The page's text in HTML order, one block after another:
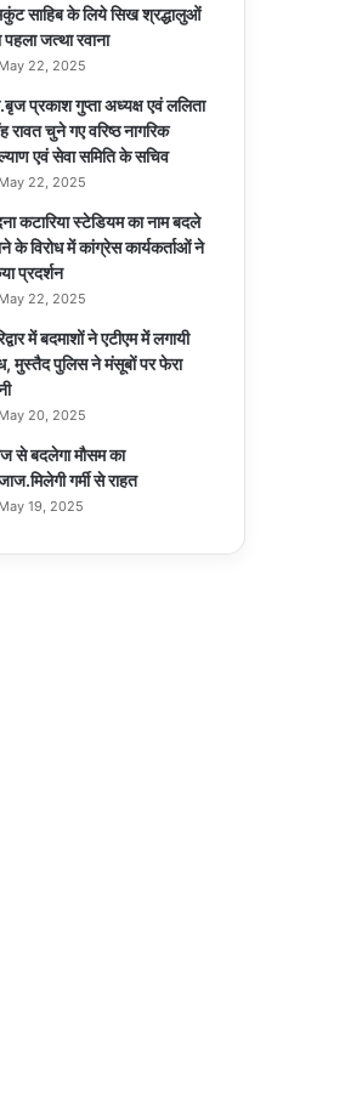
साहिब के लिये सिख श्रद्धालुओं
पहला जत्था रवाना
May 22, 2025
प्रकाश गुप्ता अध्यक्ष एवं ललिता
रावत चुने गए वरिष्ठ नागरिक
एवं सेवा समिति के सचिव
May 22, 2025
कटारिया स्टेडियम का नाम बदले
के विरोध में कांग्रेस कार्यकर्ताओं ने
प्रदर्शन
May 22, 2025
में बदमाशों ने एटीएम में लगायी
मुस्तैद पुलिस ने मंसूबों पर फेरा
May 20, 2025
से बदलेगा मौसम का
गर्मी से राहत
May 19, 2025